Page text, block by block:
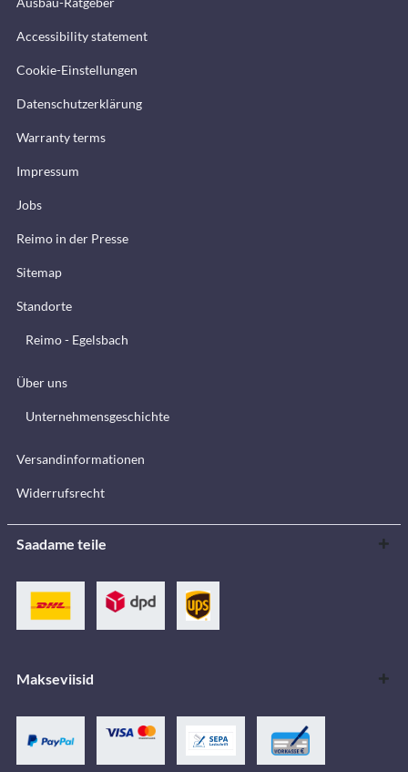
Accessibility statement
Cookie-Einstellungen
Datenschutzerklärung
Warranty terms
Impressum
Jobs
Reimo in der Presse
Sitemap
Standorte
Reimo - Egelsbach
Über uns
Unternehmensgeschichte
Versandinformationen
Widerrufsrecht
Saadame teile
Makseviisid